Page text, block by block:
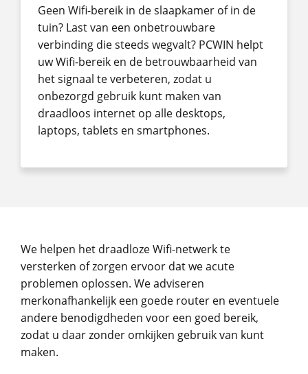
Geen Wifi-bereik in de slaapkamer of in de
tuin? Last van een onbetrouwbare
verbinding die steeds wegvalt? PCWIN helpt
uw Wifi-bereik en de betrouwbaarheid van
het signaal te verbeteren, zodat u
onbezorgd gebruik kunt maken van
draadloos internet op alle desktops,
laptops, tablets en smartphones.
We helpen het draadloze Wifi-netwerk te
versterken of zorgen ervoor dat we acute
problemen oplossen. We adviseren
merkonafhankelijk een goede router en eventuele
andere benodigdheden voor een goed bereik,
zodat u daar zonder omkijken gebruik van kunt
maken.